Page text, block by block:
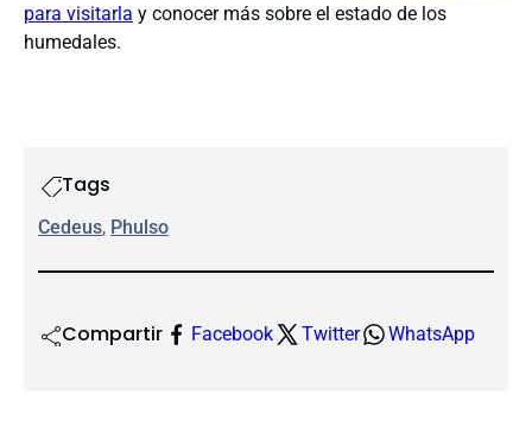
para visitarla y conocer más sobre el estado de los
humedales.
Tags
Cedeus, Phulso
Compartir Facebook Twitter WhatsApp